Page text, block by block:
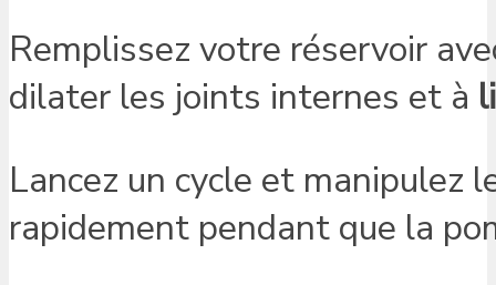
Remplissez votre réservoir
dilater les joints internes et à
Lancez un cycle et manipulez
rapidement pendant que la